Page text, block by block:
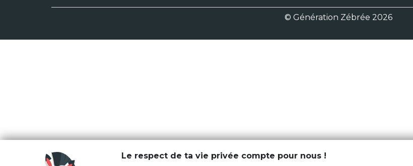
© Génération Zébrée 2026
Le respect de ta vie privée compte pour nous !